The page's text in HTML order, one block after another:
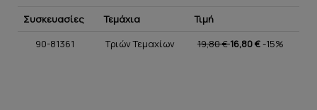
Συσκευασίες Τεμάχια
Τιμή
90-81361
Τριών Τεμαχίων 19,80 €16,80 €-15%